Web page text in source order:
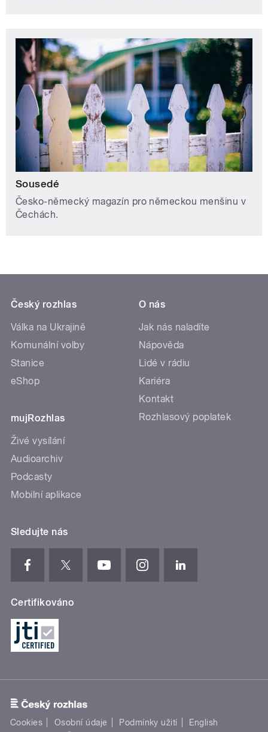
Sousedé
Česko-německý magazín pro německou menšinu v
Čechách.
Český rozhlas
Válka na Ukrajině
Komunální volby
Stanice
eShop
mujRozhlas
Živé vysílání
Audioarchiv
Podcasty
Mobilní aplikace
O nás
Jak nás naladíte
Nápověda
Lidé v rádiu
Kariéra
Kontakt
Rozhlasový poplatek
Sledujte nás
Certifikováno
Cookies Osobní údaje Podmínky užití
English